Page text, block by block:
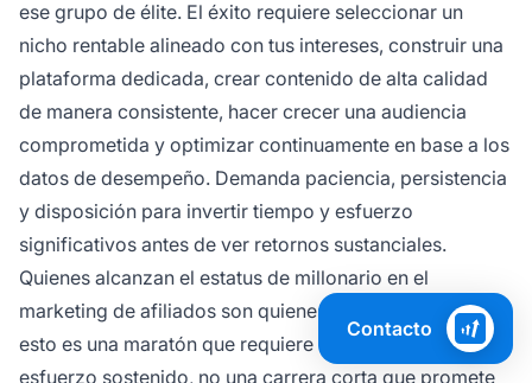
ese grupo de élite. El éxito requiere seleccionar un
nicho rentable alineado con tus intereses, construir una
plataforma dedicada, crear contenido de alta calidad
de manera consistente, hacer crecer una audiencia
comprometida y optimizar continuamente en base a los
datos de desempeño. Demanda paciencia, persistencia
y disposición para invertir tiempo y esfuerzo
significativos antes de ver retornos sustanciales.
Quienes alcanzan el estatus de millonario en el
marketing de afiliados son quienes comprenden que
esto es una maratón que requiere de 7-10 años de
esfuerzo sostenido, no una carrera corta que promete
Contacto